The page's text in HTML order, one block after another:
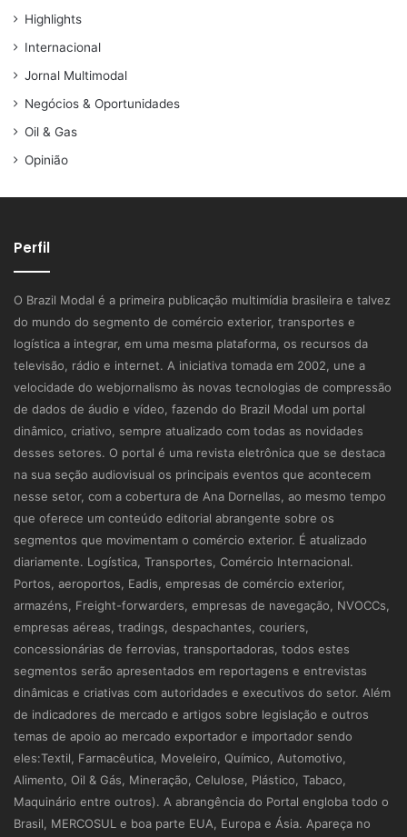
Highlights
Internacional
Jornal Multimodal
Negócios & Oportunidades
Oil & Gas
Opinião
Perfil
O Brazil Modal é a primeira publicação multimídia brasileira e talvez
do mundo do segmento de comércio exterior, transportes e
logística a integrar, em uma mesma plataforma, os recursos da
televisão, rádio e internet. A iniciativa tomada em 2002, une a
velocidade do webjornalismo às novas tecnologias de compressão
de dados de áudio e vídeo, fazendo do Brazil Modal um portal
dinâmico, criativo, sempre atualizado com todas as novidades
desses setores. O portal é uma revista eletrônica que se destaca
na sua seção audiovisual os principais eventos que acontecem
nesse setor, com a cobertura de Ana Dornellas, ao mesmo tempo
que oferece um conteúdo editorial abrangente sobre os
segmentos que movimentam o comércio exterior. É atualizado
diariamente. Logística, Transportes, Comércio Internacional.
Portos, aeroportos, Eadis, empresas de comércio exterior,
armazéns, Freight-forwarders, empresas de navegação, NVOCCs,
empresas aéreas, tradings, despachantes, couriers,
concessionárias de ferrovias, transportadoras, todos estes
segmentos serão apresentados em reportagens e entrevistas
dinâmicas e criativas com autoridades e executivos do setor. Além
de indicadores de mercado e artigos sobre legislação e outros
temas de apoio ao mercado exportador e importador sendo
eles:Textil, Farmacêutica, Moveleiro, Químico, Automotivo,
Alimento, Oil & Gás, Mineração, Celulose, Plástico, Tabaco,
Maquinário entre outros). A abrangência do Portal engloba todo o
Brasil, MERCOSUL e boa parte EUA, Europa e Ásia. Apareça no